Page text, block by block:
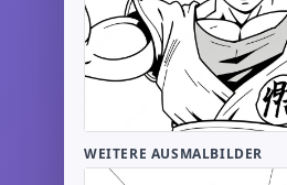
WEITERE AUSMALBILDER